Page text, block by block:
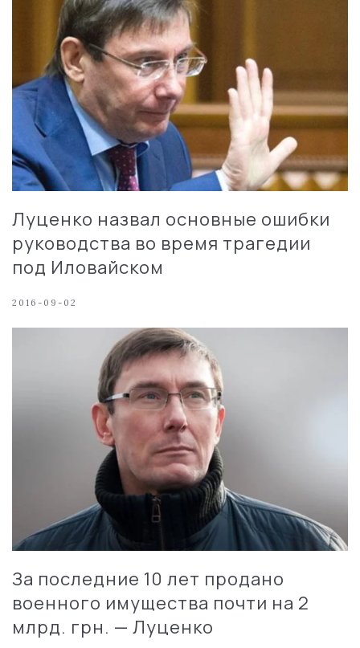
Луценко назвал основные ошибки
руководства во время трагедии
под Иловайском
2016-09-02
За последние 10 лет продано
военного имущества почти на 2
млрд. грн. — Луценко